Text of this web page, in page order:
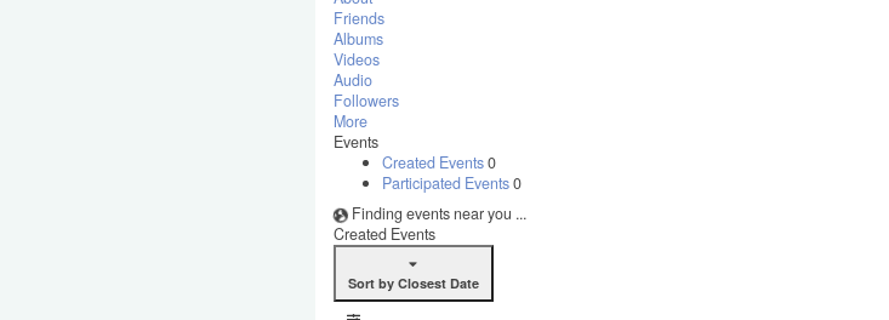
Friends
Albums
Videos
Audio
Followers
More
Events
Created Events0
Participated Events0
Finding events near you ...
Created Events
Sort by Closest Date